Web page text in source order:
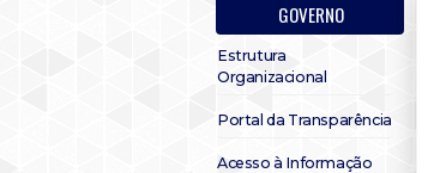
GOVERNO
Estrutura
Organizacional
Portal da Transparência
Acesso à Informação